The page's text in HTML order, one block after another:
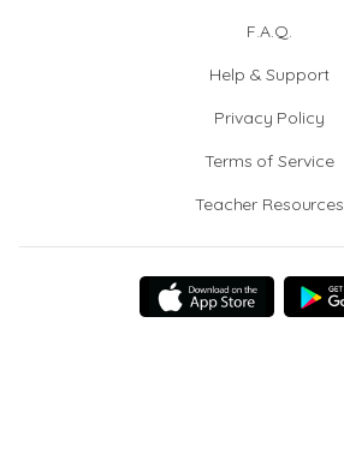
F.A.Q.
Help & Support
Privacy Policy
Terms of Service
Teacher Resources